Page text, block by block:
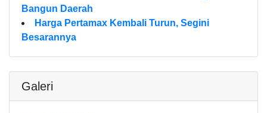
Bangun Daerah
Harga Pertamax Kembali Turun, Segini
Besarannya
Galeri